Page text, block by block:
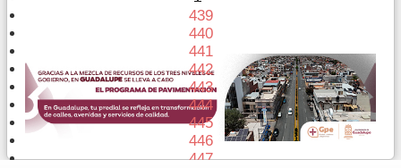
439
440
441
442
443
444
445
446
447